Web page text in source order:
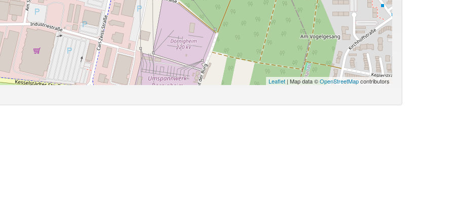
Leaflet | Map data ©OpenStreetMapcontributors